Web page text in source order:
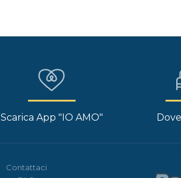
Scarica App "IO AMO"
Contattaci